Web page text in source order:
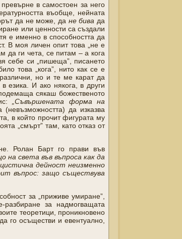
в самостоен за него
въобще, нейната
да не може, да не бива да
или ценности са създали
е именно в способността да
В моя личен опит това „не е
да ги чета, се питам – а кога
себе си „пишеща”, писането
това „кога”, нито как се е
но и те ме карат да
езика. И ако някога, в други
сякаш божественото
„Съвършената форма на
да изказва
в който прочит фигурата му
„смърт” там, като отказ от
Ролан Барт го прави във
на света във въпроса как да
дейност неизменно
въпрос: защо съществува
за „приживе умиране”,
за надмогващата
теоретици, проникновено
го осъществи и евентуално,